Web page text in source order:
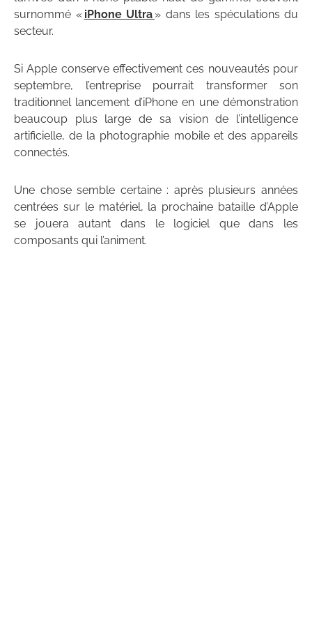
surnommé « iPhone Ultra » dans les spéculations du
secteur.
Si Apple conserve effectivement ces nouveautés pour
septembre, l’entreprise pourrait transformer son
traditionnel lancement d’iPhone en une démonstration
beaucoup plus large de sa vision de l’intelligence
artificielle, de la photographie mobile et des appareils
connectés.
Une chose semble certaine : après plusieurs années
centrées sur le matériel, la prochaine bataille d’Apple
se jouera autant dans le logiciel que dans les
composants qui l’animent.